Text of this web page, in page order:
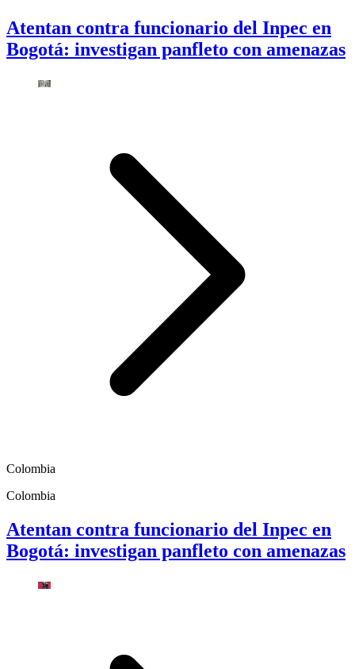
Atentan contra funcionario del Inpec en
Bogotá: investigan panfleto con amenazas
Colombia
Colombia
Atentan contra funcionario del Inpec en
Bogotá: investigan panfleto con amenazas